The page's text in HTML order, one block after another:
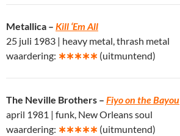
Metallica – Kill ‘Em All
25 juli 1983 | heavy metal, thrash metal
waardering: ∗∗∗∗∗ (uitmuntend)
The Neville Brothers – Fiyo on the Bayou
april 1981 | funk, New Orleans soul
waardering: ∗∗∗∗∗ (uitmuntend)